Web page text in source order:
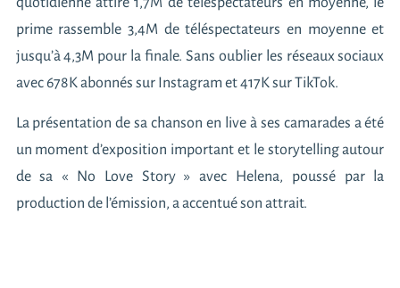
prime rassemble 3,4M de téléspectateurs en moyenne et
jusqu’à 4,3M pour la finale. Sans oublier les réseaux sociaux
avec 678K abonnés sur Instagram et 417K sur TikTok.
La présentation de sa chanson en live à ses camarades a été
un moment d’exposition important et le storytelling autour
de sa « No Love Story » avec Helena, poussé par la
production de l’émission, a accentué son attrait.